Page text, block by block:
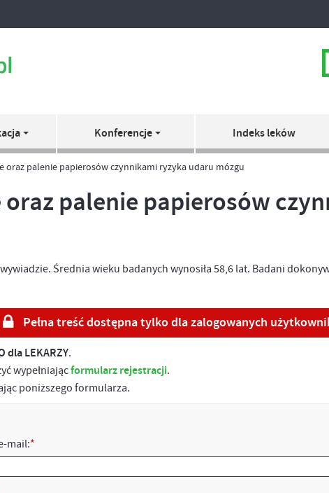
Konferencje Indeks leków
oraz palenie papierosów czynnikami ryzyka udaru mózgu
palenie papierosów
Średnia wieku badanych wynosiła 58,6 lat. Badani
Pełna treść dostępna tylko dla zalogowanych
dla LEKARZY.
wypełniającformularz rejestracji.
poniższego formularza.
mail:*